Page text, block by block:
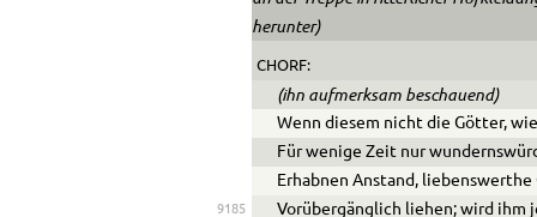
herunter)
CHORF:
(ihn aufmerksam beschauend)
Wenn diesem nicht die Götter,
Für wenige Zeit nur
Erhabnen Anstand,
9185 Vorübergänglich liehen; wird ihm